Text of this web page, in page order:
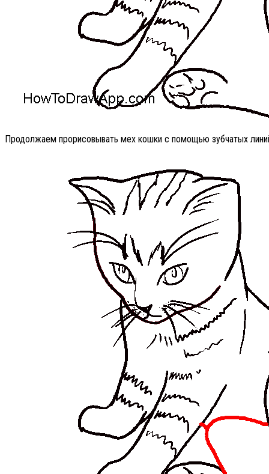
Продолжаем прорисовывать мех кошки с помощью зубчатых